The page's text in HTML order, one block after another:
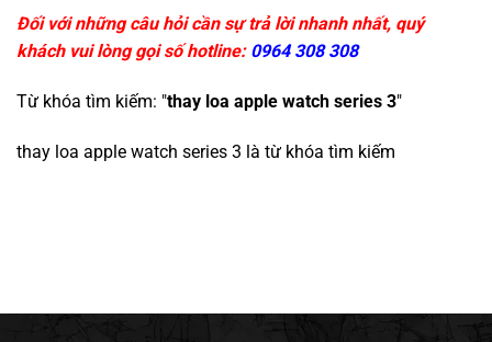
Đối với những câu hỏi cần sự trả lời nhanh nhất, quý
khách vui lòng gọi số hotline: 0964 308 308
Từ khóa tìm kiếm: "thay loa apple watch series 3"
thay loa apple watch series 3 là từ khóa tìm kiếm